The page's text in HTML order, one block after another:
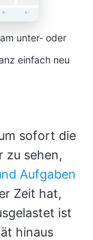
unter- oder
einfach neu
sofort die
zu sehen,
Aufgaben
Zeit hat,
ist
hinaus